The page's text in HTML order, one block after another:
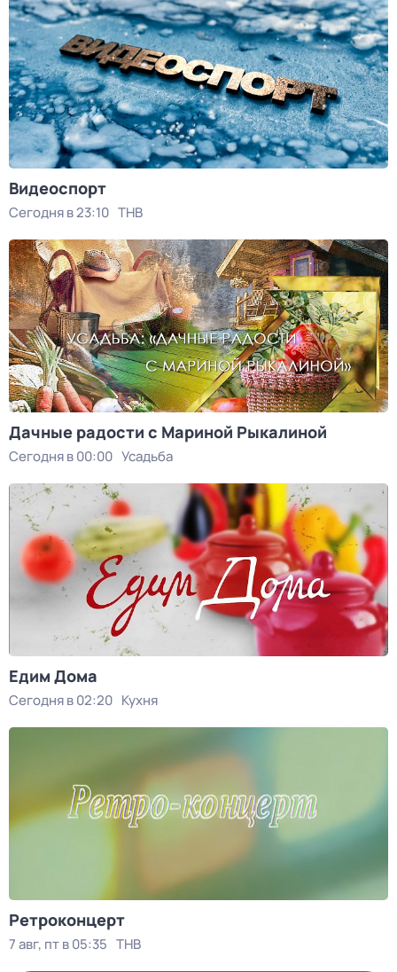
Видеоспорт
Сегодня в 23:10 ТНВ
Дачные радости с Мариной Рыкалиной
Сегодня в 00:00 Усадьба
Едим Дома
Сегодня в 02:20 Кухня
Ретроконцерт
7 авг, пт в 05:35 ТНВ